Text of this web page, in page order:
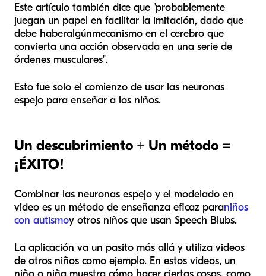
Este artículo también dice que "probablemente
juegan un papel en facilitar la imitación, dado que
debe haberalgúnmecanismo en el cerebro que
convierta una acción observada en una serie de
órdenes musculares".
Esto fue solo el comienzo de usar las neuronas
espejo para enseñar a los niños.
Un descubrimiento + Un método =
¡ÉXITO!
Combinar las neuronas espejo y el modelado en
video es un método de enseñanza eficaz paraniños
con autismoy otros niños que usan Speech Blubs.
La aplicación va un pasito más allá y utiliza videos
de otros niños como ejemplo. En estos videos, un